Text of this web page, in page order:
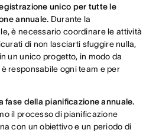
unico per tutte le
annuale. Durante la
è necessario coordinare le attività
di non lasciarti sfuggire nulla,
un unico progetto, in modo da
responsabile ogni team e per
fase della pianificazione annuale.
il processo di pianificazione
con un obiettivo e un periodo di